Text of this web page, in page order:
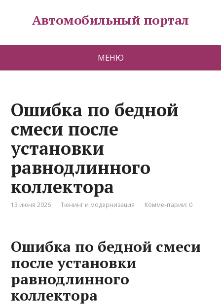
Автомобильный портал
МЕНЮ
Ошибка по бедной
смеси после
установки
равнодлинного
коллектора
13 июня 2026 Тюнинг и модернизация Комментарии: 0
Ошибка по бедной смеси
после установки
равнодлинного
коллектора